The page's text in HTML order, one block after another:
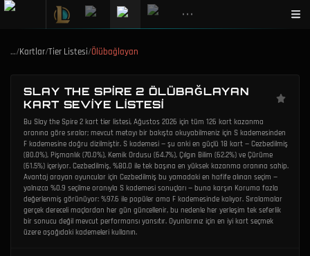
•••
…/Kartlar/Tier Listesi/Ölübağlayan
SLAY THE SPIRE 2 ÖLÜBAĞLAYAN
KART SEVIYE LISTESI
Bu Slay the Spire 2 kart tier listesi, Ağustos 2026 için tüm 126 kart kazanma
oranına göre sıralar; mevcut metayı bir bakışta okuyabilmeniz için S kademesinden
F kademesine doğru dizilmiştir. S kademesi — şu anki en güçlü 18 kart — Cezbedilmiş
(80.0%), Pişmanlık (70.0%), Kemik Ordusu (64.7%), Çılgın Bilim (62.2%) ve Çürüme
(61.5%) içeriyor. Cezbedilmiş, %80.0 ile tek başına en yüksek kazanma oranına sahip.
Avantaj arayan oyuncular için Cezbedilmiş bu yamadaki en hafife alınan seçim —
yalnızca %0.9 seçilme oranıyla S kademesi sonuçları — buna karşın Koruma fazla
değerlenmiş görünüyor: %97.6 ile popüler ama F kademesinde kalıyor. Sıralamalar
gerçek dereceli maçlardan her gün güncellenir, bu nedenle her yerleşim tek seferlik
bir sonucu değil mevcut performansı yansıtır. Oyunlarınız için en iyi kart seçmek
üzere aşağıdaki kademeleri kullanın.